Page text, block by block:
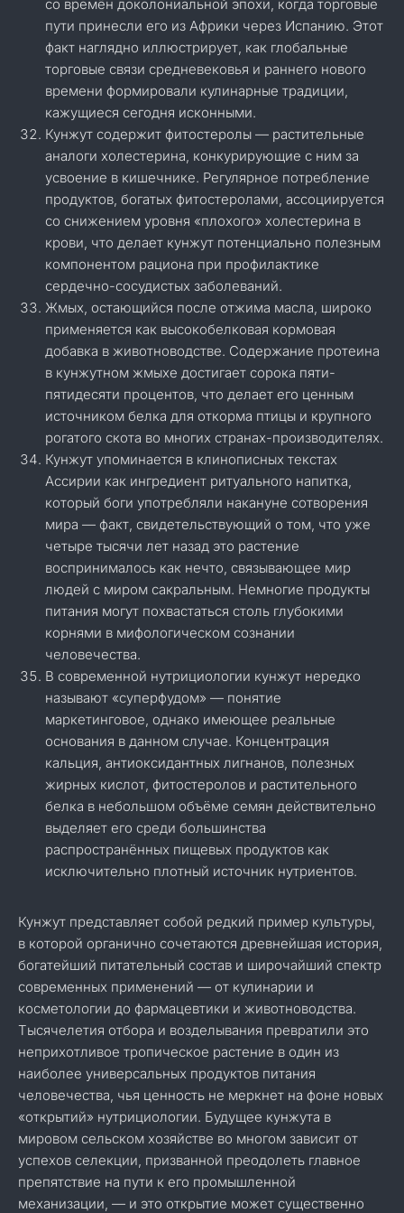
со времён доколониальной эпохи, когда торговые
пути принесли его из Африки через Испанию. Этот
факт наглядно иллюстрирует, как глобальные
торговые связи средневековья и раннего нового
времени формировали кулинарные традиции,
кажущиеся сегодня исконными.
Кунжут содержит фитостеролы — растительные
аналоги холестерина, конкурирующие с ним за
усвоение в кишечнике. Регулярное потребление
продуктов, богатых фитостеролами, ассоциируется
со снижением уровня «плохого» холестерина в
крови, что делает кунжут потенциально полезным
компонентом рациона при профилактике
сердечно-сосудистых заболеваний.
Жмых, остающийся после отжима масла, широко
применяется как высокобелковая кормовая
добавка в животноводстве. Содержание протеина
в кунжутном жмыхе достигает сорока пяти-
пятидесяти процентов, что делает его ценным
источником белка для откорма птицы и крупного
рогатого скота во многих странах-производителях.
Кунжут упоминается в клинописных текстах
Ассирии как ингредиент ритуального напитка,
который боги употребляли накануне сотворения
мира — факт, свидетельствующий о том, что уже
четыре тысячи лет назад это растение
воспринималось как нечто, связывающее мир
людей с миром сакральным. Немногие продукты
питания могут похвастаться столь глубокими
корнями в мифологическом сознании
человечества.
В современной нутрициологии кунжут нередко
называют «суперфудом» — понятие
маркетинговое, однако имеющее реальные
основания в данном случае. Концентрация
кальция, антиоксидантных лигнанов, полезных
жирных кислот, фитостеролов и растительного
белка в небольшом объёме семян действительно
выделяет его среди большинства
распространённых пищевых продуктов как
исключительно плотный источник нутриентов.
Кунжут представляет собой редкий пример культуры,
в которой органично сочетаются древнейшая история,
богатейший питательный состав и широчайший спектр
современных применений — от кулинарии и
косметологии до фармацевтики и животноводства.
Тысячелетия отбора и возделывания превратили это
неприхотливое тропическое растение в один из
наиболее универсальных продуктов питания
человечества, чья ценность не меркнет на фоне новых
«открытий» нутрициологии. Будущее кунжута в
мировом сельском хозяйстве во многом зависит от
успехов селекции, призванной преодолеть главное
препятствие на пути к его промышленной
механизации, — и это открытие может существенно